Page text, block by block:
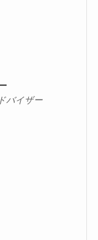
バイザー